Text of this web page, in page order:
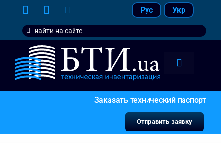
content
Рус Укр
Search
for:
Toggle
услуги
Заказать технический паспорт
Отправить заявку